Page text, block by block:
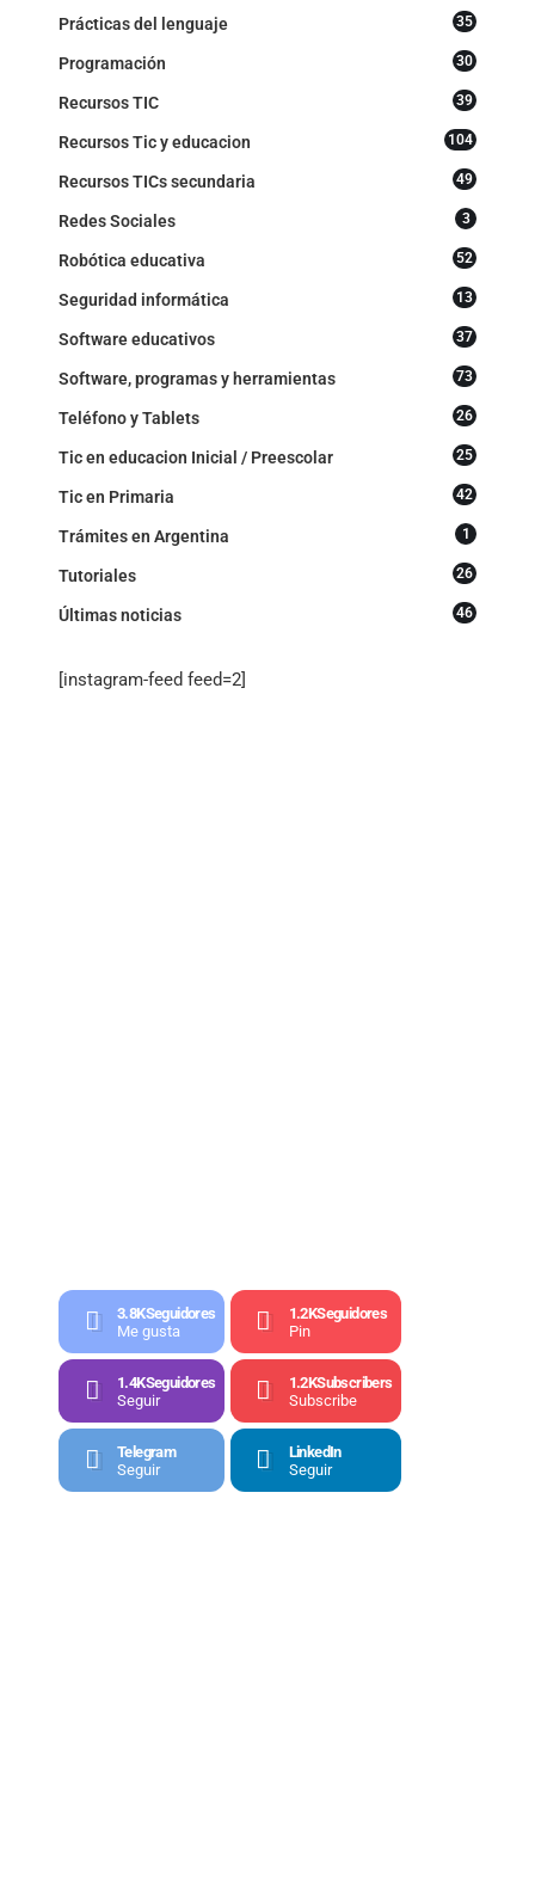
Prácticas del lenguaje 35
Programación 30
Recursos TIC 39
Recursos Tic y educacion 104
Recursos TICs secundaria 49
Redes Sociales 3
Robótica educativa 52
Seguridad informática 13
Software educativos 37
Software, programas y herramientas 73
Teléfono y Tablets 26
Tic en educacion Inicial / Preescolar 25
Tic en Primaria 42
Trámites en Argentina 1
Tutoriales 26
Últimas noticias 46
[instagram-feed feed=2]
3.8KSeguidores
Me gusta
1.2KSeguidores
Pin
1.4KSeguidores
Seguir
1.2KSubscribers
Subscribe
Telegram
Seguir
LinkedIn
Seguir